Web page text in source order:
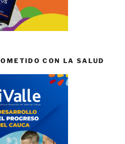
CON LA SALUD